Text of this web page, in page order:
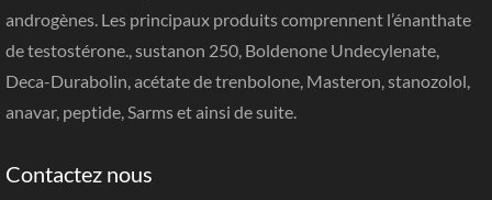
androgènes. Les principaux produits comprennent l’énanthate
de testostérone., sustanon 250, Boldenone Undecylenate,
Deca-Durabolin, acétate de trenbolone, Masteron, stanozolol,
anavar, peptide, Sarms et ainsi de suite.
Contactez nous